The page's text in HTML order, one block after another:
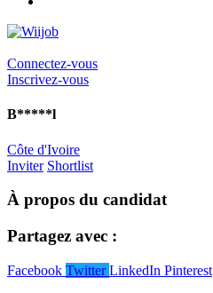
Connectez-vous
Inscrivez-vous
B*****l
Côte d'Ivoire
Inviter Shortlist
À propos du candidat
Partagez avec :
Facebook TwitterLinkedIn Pinterest